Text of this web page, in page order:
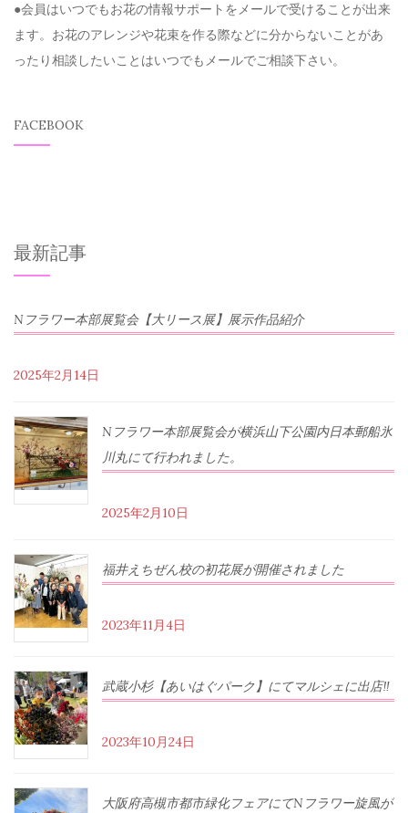
●会員はいつでもお花の情報サポートをメールで受けることが出来
ます。お花のアレンジや花束を作る際などに分からないことがあ
ったり相談したいことはいつでもメールでご相談下さい。
FACEBOOK
最新記事
Nフラワー本部展覧会【大リース展】展示作品紹介
2025年2月14日
Nフラワー本部展覧会が横浜山下公園内日本郵船氷
川丸にて行われました。
2025年2月10日
福井えちぜん校の初花展が開催されました
2023年11月4日
武蔵小杉【あいはぐパーク】にてマルシェに出店‼︎
2023年10月24日
大阪府高槻市都市緑化フェアにてNフラワー旋風が